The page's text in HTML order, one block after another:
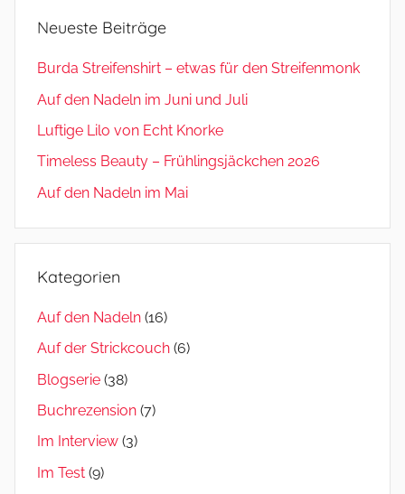
Neueste Beiträge
Burda Streifenshirt – etwas für den Streifenmonk
Auf den Nadeln im Juni und Juli
Luftige Lilo von Echt Knorke
Timeless Beauty – Frühlingsjäckchen 2026
Auf den Nadeln im Mai
Kategorien
Auf den Nadeln (16)
Auf der Strickcouch (6)
Blogserie (38)
Buchrezension (7)
Im Interview (3)
Im Test (9)